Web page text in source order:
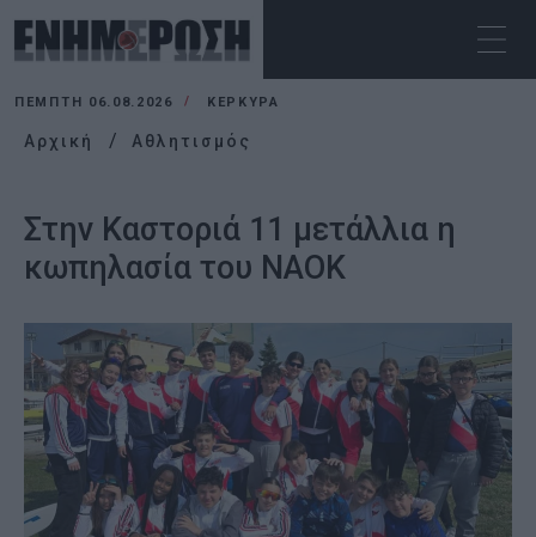
ΠΈΜΠΤΗ 06.08.2026 ΚΕΡΚΥΡΑ
Αρχική Αθλητισμός
Στην Καστοριά 11 μετάλλια η
κωπηλασία του ΝΑΟΚ